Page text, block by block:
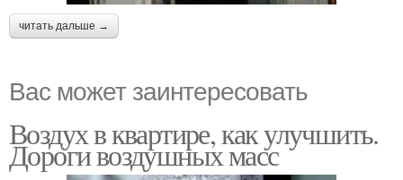
читать дальше →
Вас может заинтересовать
Воздух в квартире, как улучшить.
Дороги воздушных масс